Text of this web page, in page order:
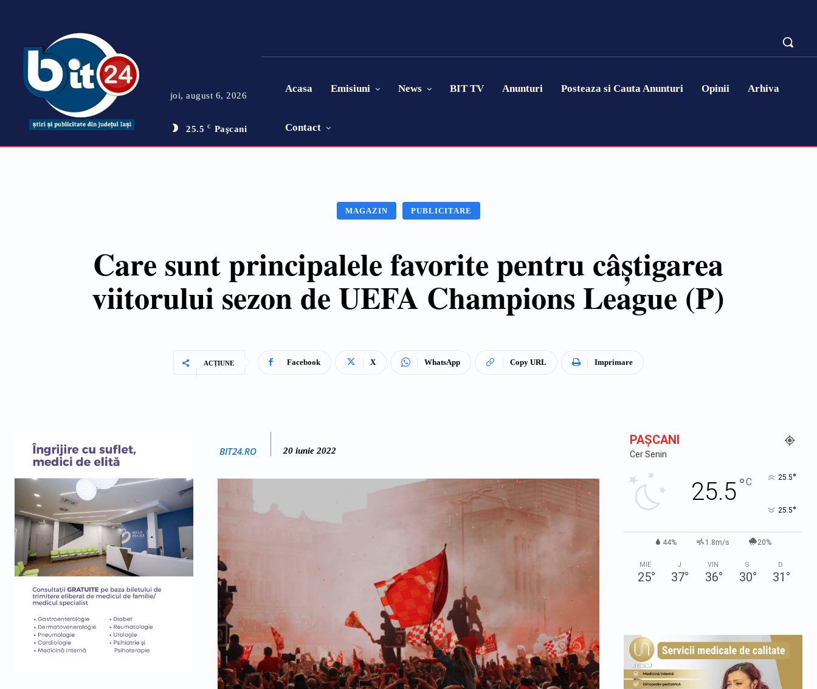
joi, august 6, 2026
25.5 C Paşcani
Acasa Emisiuni News BIT TV Anunturi Posteaza si Cauta Anunturi Opinii Arhiva
Contact
MAGAZIN PUBLICITARE
Care sunt principalele favorite pentru câștigarea
viitorului sezon de UEFA Champions League (P)
ACȚIUNE Facebook X WhatsApp Copy URL Imprimare
BIT24.RO 20 iunie 2022
PAŞCANI
Cer Senin
25.5°C 25.5°
25.5°
44% 1.8m/s 20%
MIE
25°
J
37°
VIN
36°
S
30°
D
31 °